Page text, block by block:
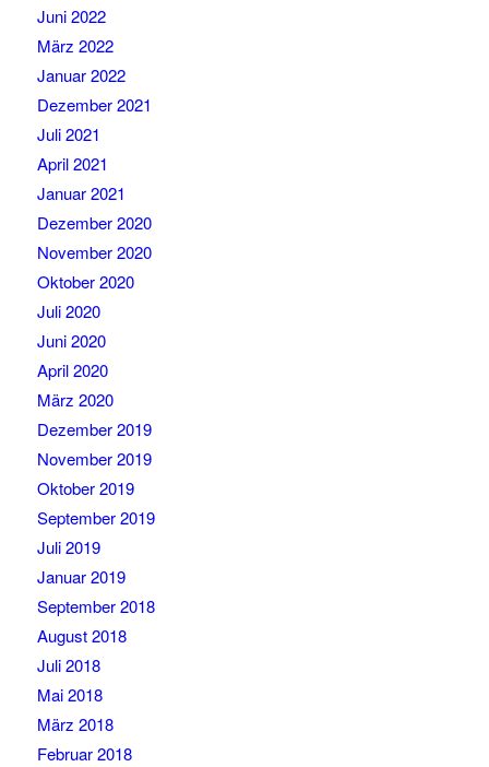
Juni 2022
März 2022
Januar 2022
Dezember 2021
Juli 2021
April 2021
Januar 2021
Dezember 2020
November 2020
Oktober 2020
Juli 2020
Juni 2020
April 2020
März 2020
Dezember 2019
November 2019
Oktober 2019
September 2019
Juli 2019
Januar 2019
September 2018
August 2018
Juli 2018
Mai 2018
März 2018
Februar 2018